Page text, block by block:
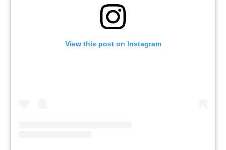
View this post on Instagram